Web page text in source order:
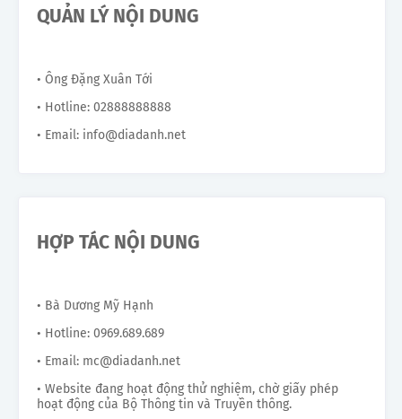
QUẢN LÝ NỘI DUNG
• Ông Đặng Xuân Tới
• Hotline: 02888888888
• Email: info@diadanh.net
HỢP TÁC NỘI DUNG
• Bà Dương Mỹ Hạnh
• Hotline: 0969.689.689
• Email: mc@diadanh.net
• Website đang hoạt động thử nghiệm, chờ giấy phép
hoạt động của Bộ Thông tin và Truyền thông.